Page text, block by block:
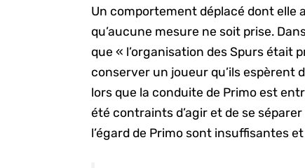
Un comportement déplacé dont elle
qu’aucune mesure ne soit prise.
que « l’organisation des Spurs était
conserver un joueur qu’ils espèrent
lors que la conduite de Primo est
été contraints d’agir et de se
l’égard de Primo sont insuffisantes